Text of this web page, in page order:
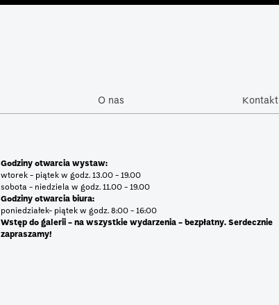
O nas Kontakt
Godziny otwarcia wystaw:
wtorek - piątek w godz. 13.00 - 19.00
sobota - niedziela w godz. 11.00 - 19.00
Godziny otwarcia biura:
poniedziałek- piątek w godz. 8:00 - 16:00
Wstęp do galerii - na wszystkie wydarzenia - bezpłatny. Serdecznie
zapraszamy!